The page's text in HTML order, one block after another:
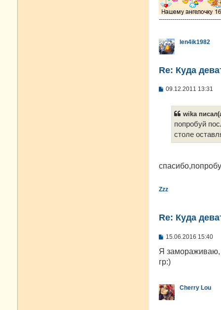
len4ik1982
Re: Куда
С
09.12.2011 13:31
wika
попробуй
столе
Zzz
Re: Куда
С
о
щ
и
е
15.06.2016 15:40
Я замораживаю,
гр:)
Cherry Lou